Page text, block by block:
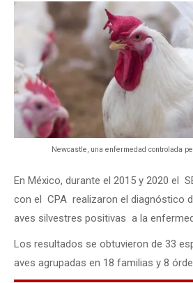
Newcastle, una enfermedad controlada
En México, durante el 2015 y 2020 el
con el CPA realizaron el diagnóstico
aves silvestres positivas a la
Los resultados se obtuvieron de 33
aves agrupadas en 18 familias y 8